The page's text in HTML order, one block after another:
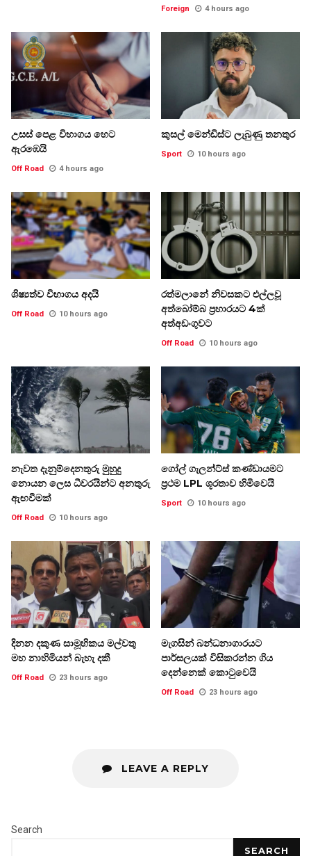
Foreign 4 hours ago
උසස් පෙළ විභාගය හෙට
ඇරඹෙයි
Off Road 4 hours ago
කුසල් මෙන්ඩිස්ට ලැබුණු තනතුර
Sport 10 hours ago
ශිෂ්‍යත්ව විභාගය අදයි
Off Road 10 hours ago
රත්මලානේ නිවසකට එල්ලවූ
අත්බෝම්බ ප්‍රහාරයට 4ක්
අත්අඩංගුවට
Off Road 10 hours ago
නැවත දැනුම්දෙනතුරු මුහුදු
නොයන ලෙස ධීවරයින්ට අනතුරු
ඇඟවීමක්
Off Road 10 hours ago
ගෝල් ගැලන්ට්ස් කණ්ඩායමට
ප්‍රථම LPL ශූරතාව හිමිවෙයි
Sport 10 hours ago
දිනන දකුණ සාමූහිකය මල්වතු
මහ නාහිමියන් බැහැ දකී
Off Road 23 hours ago
මැගසින් බන්ධනාගාරයට
පාර්සලයක් විසිකරන්න ගිය
දෙන්නෙක් කොටුවෙයි
Off Road 23 hours ago
LEAVE A REPLY
Search
SEARCH